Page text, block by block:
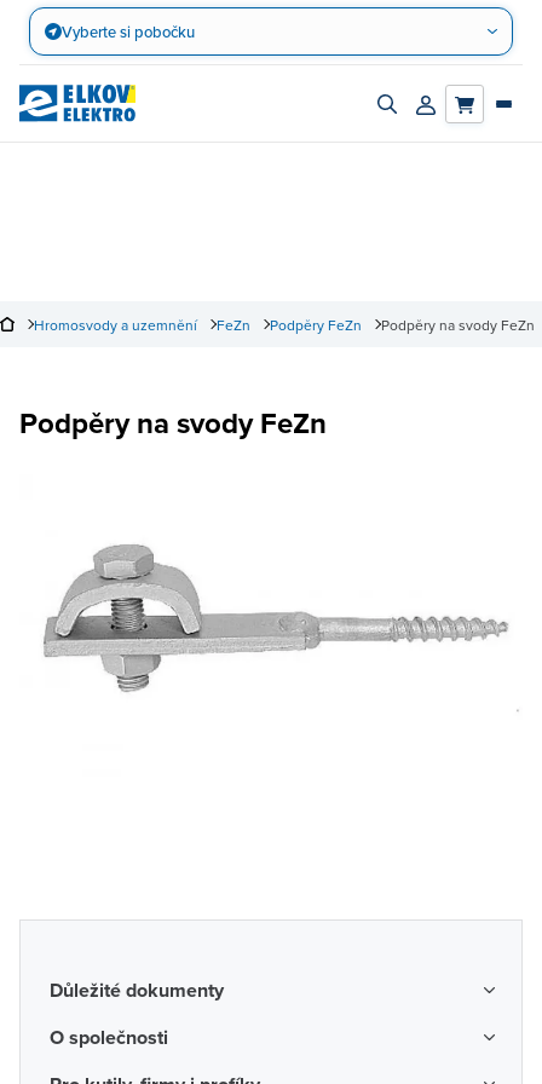
Přejít
obsah
Vyberte si pobočku
Zapnout/vypnout
Přihlásit/
Podpěry na svody FeZn
Podpěry FeZn
FeZn
Hromosvody a uzemnění
Podpěry na svody FeZn
Důležité dokumenty
Obchodní podmínky
O společnosti